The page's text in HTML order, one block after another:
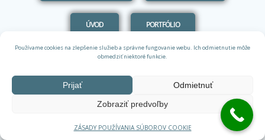
Používame cookies na zlepšenie služieb a správne fungovanie webu. Ich odmietnutie môže
obmedziť niektoré funkcie.
Prijať
Odmietnuť
Zobraziť predvoľby
ZÁSADY POUŽÍVANIA SÚBOROV COOKIE
ÚVOD PORTFÓLIO
PARCELY PRE DEVELOPEROV
PRIDANIE DEVELOPERSKÉHO PROJEKTU